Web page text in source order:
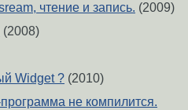
чтение и запись. (2009)
(2008)
Widget ? (2010)
не компилится.